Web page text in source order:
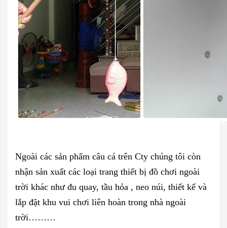
Ngoài các sản phẩm câu cá trên Cty chúng tôi còn
nhận sản xuất các loại trang thiết bị đồ chơi ngoài
trời khác như đu quay, tầu hỏa , neo núi, thiết kế và
lắp đặt khu vui chơi liên hoàn trong nhà ngoài
trời………